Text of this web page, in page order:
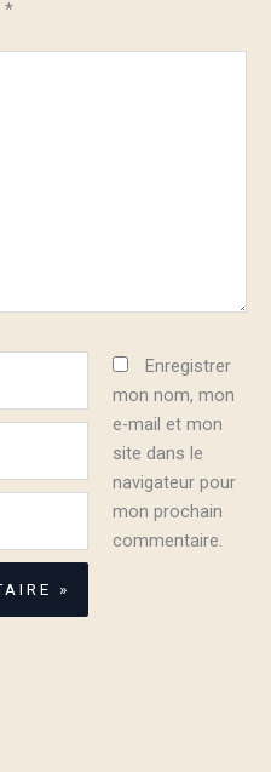
*
Enregistrer
mon nom, mon
e-mail et mon
site dans le
navigateur pour
mon prochain
commentaire.